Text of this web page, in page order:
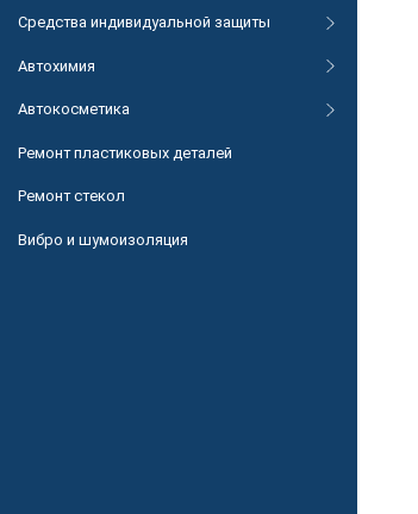
Средства индивидуальной защиты
Автохимия
Автокосметика
Ремонт пластиковых деталей
Ремонт стекол
Вибро и шумоизоляция